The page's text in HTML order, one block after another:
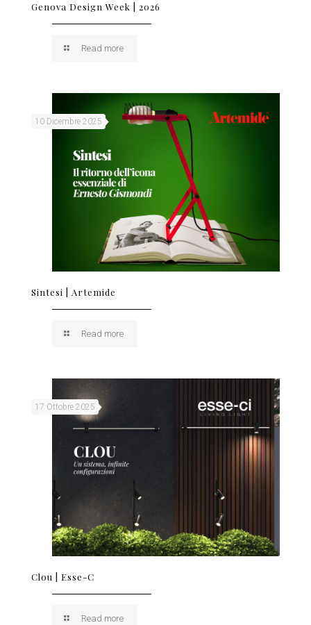
Genova Design Week | 2026
Read more
10 Dicembre 2025
Sintesi | Artemide
Read more
17 Ottobre 2025
Clou | Esse-C
Read more